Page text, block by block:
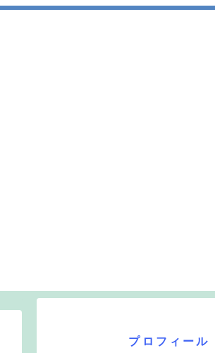
プロフィール